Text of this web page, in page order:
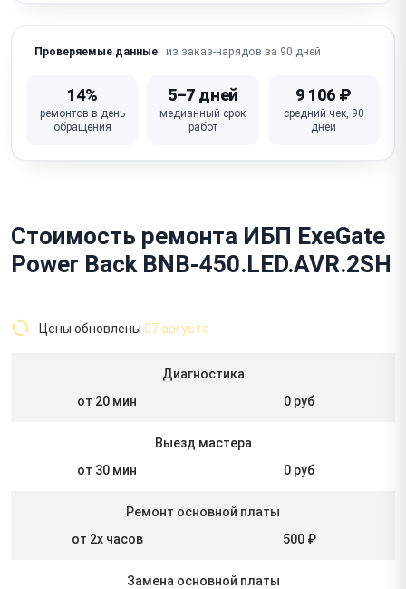
Проверяемые данные из заказ-нарядов за 90 дней
14%
ремонтов в день
обращения
5–7 дней
медианный срок
работ
9 106 ₽
средний чек, 90
дней
Стоимость ремонта ИБП ExeGate
Power Back BNB-450.LED.AVR.2SH
Цены обновлены 07 августа
Диагностика
от 20 мин
0 руб
Выезд мастера
от 30 мин
0 руб
Ремонт основной платы
от 2х часов
500 ₽
Замена основной платы